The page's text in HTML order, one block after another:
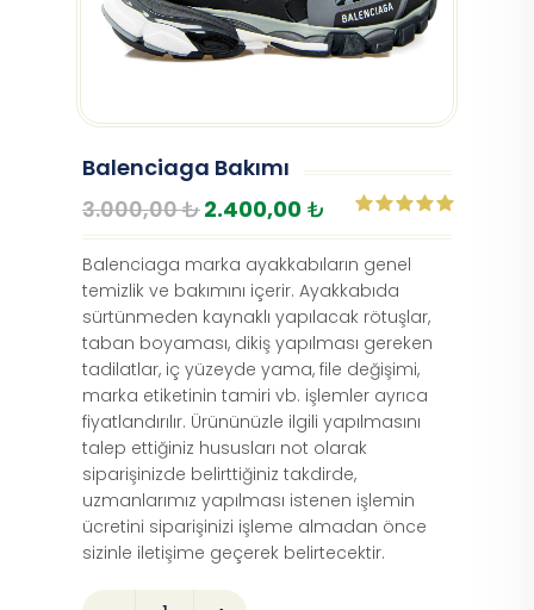
Balenciaga Bakımı
3.000,00₺2.400,00 ₺
Balenciaga marka ayakkabıların genel
temizlik ve bakımını içerir. Ayakkabıda
sürtünmeden kaynaklı yapılacak rötuşlar,
taban boyaması, dikiş yapılması gereken
tadilatlar, iç yüzeyde yama, file değişimi,
marka etiketinin tamiri vb. işlemler ayrıca
fiyatlandırılır. Ürününüzle ilgili yapılmasını
talep ettiğiniz hususları not olarak
siparişinizde belirttiğiniz takdirde,
uzmanlarımız yapılması istenen işlemin
ücretini siparişinizi işleme almadan önce
sizinle iletişime geçerek belirtecektir.